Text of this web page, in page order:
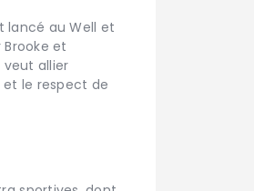
lancé au Well et
et
veut allier
le respect de